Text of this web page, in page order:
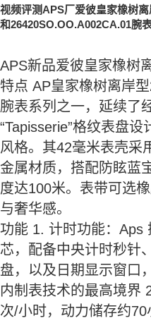
视频评测APS厂爱彼皇家橡树
和26420SO.OO.A002CA.01腕
APS新品爱彼皇家橡树
特点 AP皇家橡树离岸
腕表系列之一，延续了
“Tapisserie”格纹表盘
风格。其42毫米表壳采
金属材质，搭配防眩蓝
度达100米。表带可选
与奢华感。
功能 1. 计时功能：Aps
芯，配备中央计时秒针
盘，以及日期显示窗口
内制表技术的最高境界
次/小时，动力储存约